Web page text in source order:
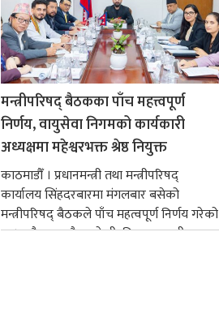
मन्त्रीपरिषद् बैठकका पाँच महत्त्वपूर्ण
निर्णय, वायुसेवा निगमको कार्यकारी
अध्यक्षमा महेश्वरभक्त श्रेष्ठ नियुक्त
काठमाडौँ । प्रधानमन्त्री तथा मन्त्रीपरिषद्
कार्यालय सिंहदरबारमा मंगलबार बसेको
मन्त्रीपरिषद् बैठकले पाँच महत्वपूर्ण निर्णय गरेको
छ । यसैक्रममा बैडकले बीउबिजनसम्बन्धी...